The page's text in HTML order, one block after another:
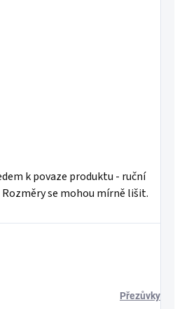
k povaze produktu - ruční
se mohou mírně lišit.
Přezůvky